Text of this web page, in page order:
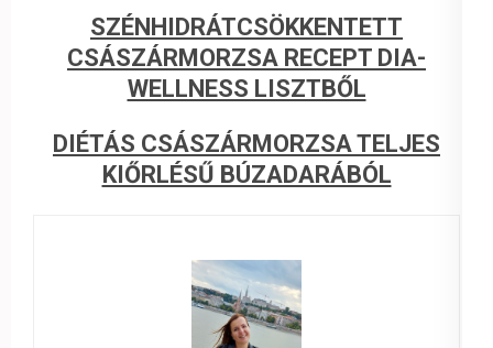
SZÉNHIDRÁTCSÖKKENTETT
CSÁSZÁRMORZSA RECEPT DIA-
WELLNESS LISZTBŐL
DIÉTÁS CSÁSZÁRMORZSA TELJES
KIŐRLÉSŰ BÚZADARÁBÓL